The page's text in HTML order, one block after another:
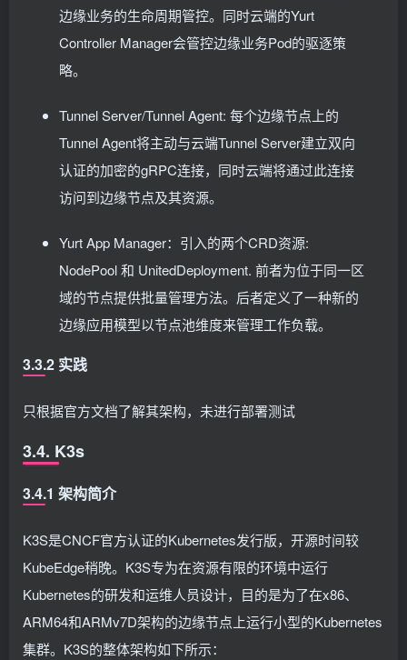
边缘业务的生命周期管控。同时云端的Yurt
Controller Manager会管控边缘业务Pod的驱逐策
略。
Tunnel Server/Tunnel Agent: 每个边缘节点上的
Tunnel Agent将主动与云端Tunnel Server建立双向
认证的加密的gRPC连接，同时云端将通过此连接
访问到边缘节点及其资源。
Yurt App Manager：引入的两个CRD资源:
NodePool 和 UnitedDeployment. 前者为位于同一区
域的节点提供批量管理方法。后者定义了一种新的
边缘应用模型以节点池维度来管理工作负载。
3.3.2 实践
只根据官方文档了解其架构，未进行部署测试
3.4. K3s
3.4.1 架构简介
K3S是CNCF官方认证的Kubernetes发行版，开源时间较
KubeEdge稍晚。K3S专为在资源有限的环境中运行
Kubernetes的研发和运维人员设计，目的是为了在x86、
ARM64和ARMv7D架构的边缘节点上运行小型的Kubernetes
集群。K3S的整体架构如下所示：